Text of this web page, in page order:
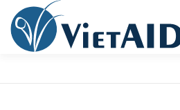
content